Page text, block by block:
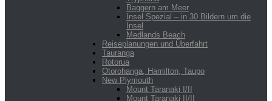
Baggern am Meer
Insel Spezial – in 30 Bildern um die
Insel
Medlands Beach
Reiseplanungen und Überfahrt
Tauranga
Rotorua
Otorohanga, Hamilton, Taupo
New Plymouth
Mount Taranaki I/II
Mount Taranaki II/II